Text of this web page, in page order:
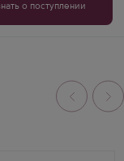
о поступлении